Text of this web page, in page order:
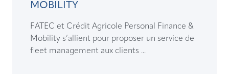
MOBILITY
FATEC et Crédit Agricole Personal Finance &
Mobility s’allient pour proposer un service de
fleet management aux clients ...